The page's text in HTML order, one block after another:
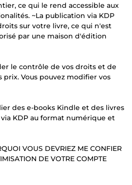
ce qui le rend accessible aux
~La publication via KDP
sur votre livre, ce qui n'est
par une maison d'édition
le contrôle de vos droits et de
Vous pouvez modifier vos
des e-books Kindle et des livres
KDP au format numérique et
VOUS DEVRIEZ ME CONFIER
DE VOTRE COMPTE